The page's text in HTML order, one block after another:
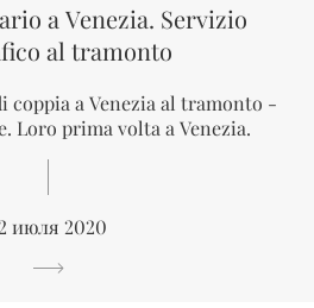
a Venezia. Servizio
al tramonto
coppia a Venezia al tramonto -
Loro prima volta a Venezia.
июля 2020